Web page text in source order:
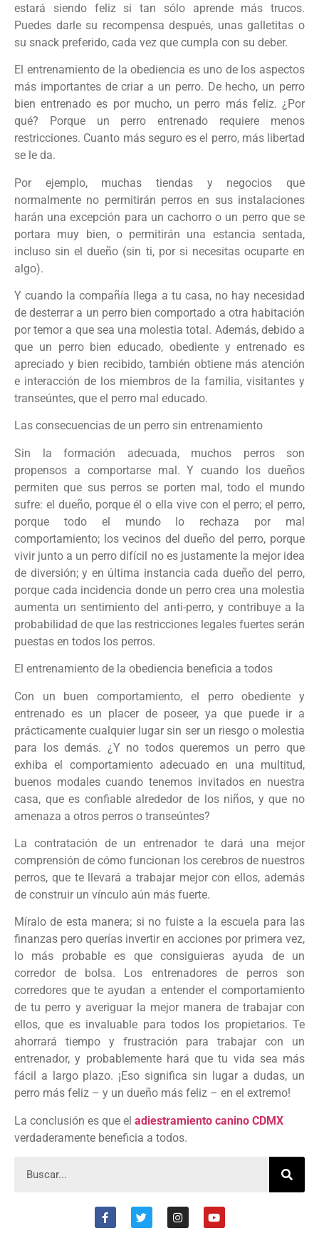
estará siendo feliz si tan sólo aprende más trucos.
Puedes darle su recompensa después, unas galletitas o
su snack preferido, cada vez que cumpla con su deber.
El entrenamiento de la obediencia es uno de los aspectos
más importantes de criar a un perro. De hecho, un perro
bien entrenado es por mucho, un perro más feliz. ¿Por
qué? Porque un perro entrenado requiere menos
restricciones. Cuanto más seguro es el perro, más libertad
se le da.
Por ejemplo, muchas tiendas y negocios que
normalmente no permitirán perros en sus instalaciones
harán una excepción para un cachorro o un perro que se
portara muy bien, o permitirán una estancia sentada,
incluso sin el dueño (sin ti, por si necesitas ocuparte en
algo).
Y cuando la compañía llega a tu casa, no hay necesidad
de desterrar a un perro bien comportado a otra habitación
por temor a que sea una molestia total. Además, debido a
que un perro bien educado, obediente y entrenado es
apreciado y bien recibido, también obtiene más atención
e interacción de los miembros de la familia, visitantes y
transeúntes, que el perro mal educado.
Las consecuencias de un perro sin entrenamiento
Sin la formación adecuada, muchos perros son
propensos a comportarse mal. Y cuando los dueños
permiten que sus perros se porten mal, todo el mundo
sufre: el dueño, porque él o ella vive con el perro; el perro,
porque todo el mundo lo rechaza por mal
comportamiento; los vecinos del dueño del perro, porque
vivir junto a un perro difícil no es justamente la mejor idea
de diversión; y en última instancia cada dueño del perro,
porque cada incidencia donde un perro crea una molestia
aumenta un sentimiento del anti-perro, y contribuye a la
probabilidad de que las restricciones legales fuertes serán
puestas en todos los perros.
El entrenamiento de la obediencia beneficia a todos
Con un buen comportamiento, el perro obediente y
entrenado es un placer de poseer, ya que puede ir a
prácticamente cualquier lugar sin ser un riesgo o molestia
para los demás. ¿Y no todos queremos un perro que
exhiba el comportamiento adecuado en una multitud,
buenos modales cuando tenemos invitados en nuestra
casa, que es confiable alrededor de los niños, y que no
amenaza a otros perros o transeúntes?
La contratación de un entrenador te dará una mejor
comprensión de cómo funcionan los cerebros de nuestros
perros, que te llevará a trabajar mejor con ellos, además
de construir un vínculo aún más fuerte.
Míralo de esta manera; si no fuiste a la escuela para las
finanzas pero querías invertir en acciones por primera vez,
lo más probable es que consiguieras ayuda de un
corredor de bolsa. Los entrenadores de perros son
corredores que te ayudan a entender el comportamiento
de tu perro y averiguar la mejor manera de trabajar con
ellos, que es invaluable para todos los propietarios. Te
ahorrará tiempo y frustración para trabajar con un
entrenador, y probablemente hará que tu vida sea más
fácil a largo plazo. ¡Eso significa sin lugar a dudas, un
perro más feliz – y un dueño más feliz – en el extremo!
La conclusión es que el adiestramiento canino CDMX
verdaderamente beneficia a todos.